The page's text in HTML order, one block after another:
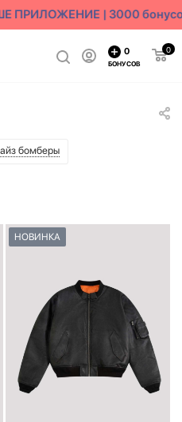
| 3000 бонусов
0
0
БОНУСОВ
бомберы
НОВИНКА